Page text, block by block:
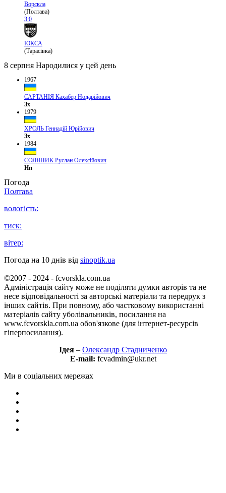
Ворскла
(Полтава)
3:0
ЮКСА
(Тарасівка)
8 серпня Народилися у цей день
1967
САРТАНІЯ Кахабер Нодарійович
Зх
1979
ХРОЛЬ Геннадій Юрійович
Зх
1984
СОЛЯНИК Руслан Олексійович
Нп
Погода
Полтава
вологість:
тиск:
вітер:
Погода на 10 днів від sinoptik.ua
©2007 - 2024 - fcvorskla.com.ua
Адміністрація сайту може не поділяти думки авторів та не
несе відповідальності за авторські матеріали та передрук з
інших сайтів. При повному, або частковому використанні
матеріалів сайту уболівальників, посилання на
www.fcvorskla.com.ua обов'язкове (для інтернет-ресурсів
гіперпосилання).
Ідея – Олександр Стадниченко
E-mail: fcvadmin@ukr.net
Ми в соціальних мережах